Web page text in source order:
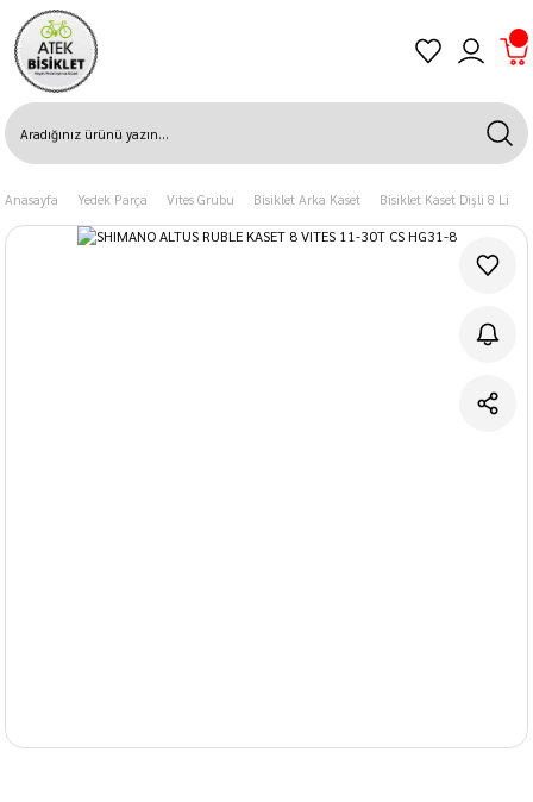
Anasayfa Yedek Parça Vites Grubu Bisiklet Arka Kaset Bisiklet Kaset Dişli 8 Li